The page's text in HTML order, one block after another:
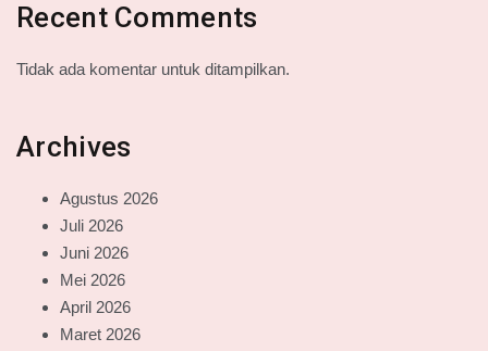
Recent Comments
Tidak ada komentar untuk ditampilkan.
Archives
Agustus 2026
Juli 2026
Juni 2026
Mei 2026
April 2026
Maret 2026